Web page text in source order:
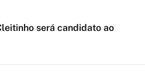
será candidato ao